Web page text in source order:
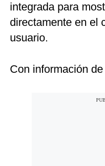
integrada para
directamente en el
usuario.
Con información